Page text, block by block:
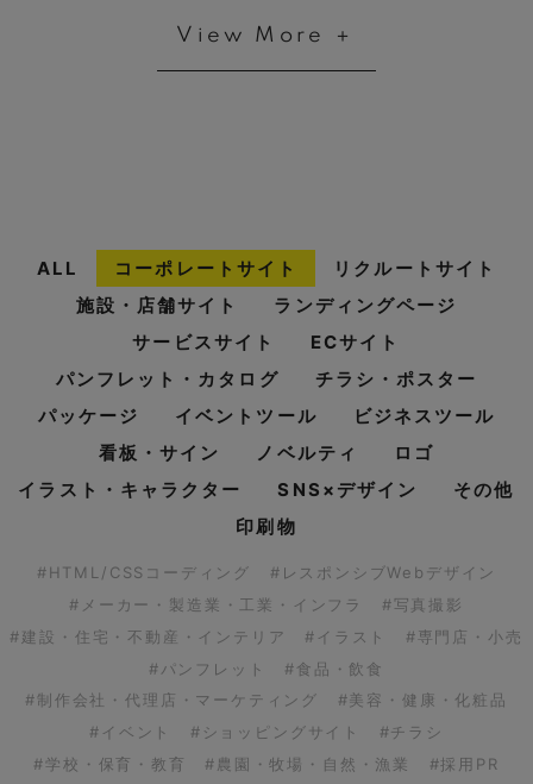
View More ＋
ALL コーポレートサイト
リクルートサイト
施設・店舗サイト
ランディングページ
サービスサイト
ECサイト
パンフレット・カタログ
チラシ・ポスター
パッケージ
イベントツール
ビジネスツール
看板・サイン
ノベルティ
ロゴ
イラスト・キャラクター
SNS×デザイン
その他
印刷物
#HTML/CSSコーディング
#レスポンシブWebデザイン
#メーカー・製造業・工業・インフラ
#写真撮影
#建設・住宅・不動産・インテリア
#イラスト
#専門店・小売
#パンフレット
#食品・飲食
#制作会社・代理店・マーケティング
#美容・健康・化粧品
#イベント
#ショッピングサイト
#チラシ
#学校・保育・教育
#農園・牧場・自然・漁業
#採用PR